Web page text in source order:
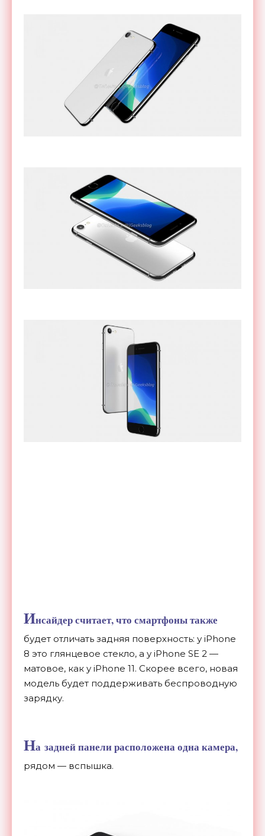
Инсайдер считает, что смартфоны также
будет отличать задняя поверхность: у iPhone
8 это глянцевое стекло, а у iPhone SE 2 —
матовое, как у iPhone 11. Скорее всего, новая
модель будет поддерживать беспроводную
зарядку.
На задней панели расположена одна камера,
рядом — вспышка.